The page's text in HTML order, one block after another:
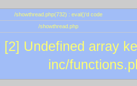
/showthread.php(732) : eval()'d code
/showthread.php
[2] Undefined array
inc/